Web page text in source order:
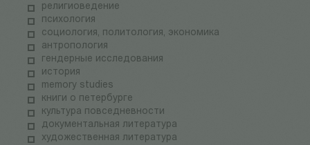
религиоведение
психология
социология, политология, экономика
антропология
гендерные исследования
история
memory studies
книги о петербурге
культура повседневности
документальная литература
художественная литература